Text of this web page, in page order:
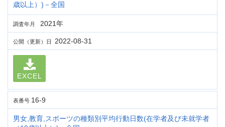
歳以上）)－全国
調査年月 2021年
公開（更新）日 2022-08-31
EXCEL
表番号 16-9
男女,教育,スポーツの種類別平均行動日数(在学者及び未就学者